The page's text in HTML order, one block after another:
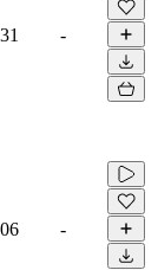
-
-